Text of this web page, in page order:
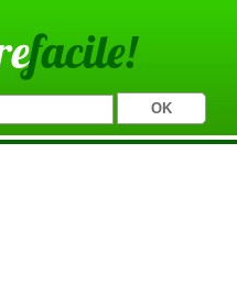
facile!